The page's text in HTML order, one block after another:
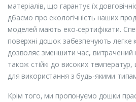
матеріалів, що гарантує їх
дбаємо про екологічність наших
моделей мають еко-сертифікати.
поверхні дошок забезпечують легке
дозволяє зменшити час, витрачений
також стійкі до високих
для використання з будь-якими
Крім того, ми пропонуємо дошки